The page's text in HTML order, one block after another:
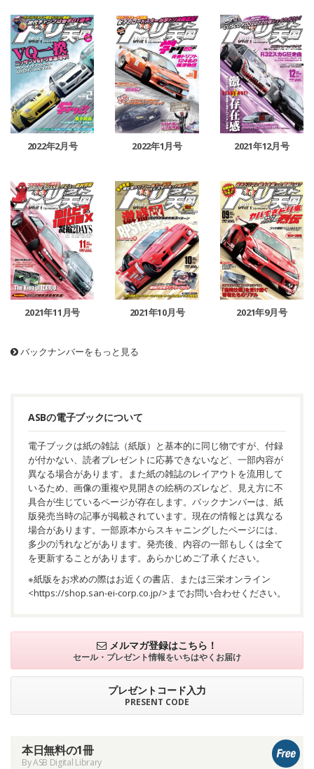
2022年2月号 2022年1月号 2021年12月号
2021年11月号 2021年10月号 2021年9月号
バックナンバーをもっと見る
ASBの電子ブックについて
電子ブックは紙の雑誌（紙版）と基本的に同じ物ですが、付録
が付かない、読者プレゼントに応募できないなど、一部内容が
異なる場合があります。また紙の雑誌のレイアウトを流用して
いるため、画像の重複や見開きの絵柄のズレなど、見え方に不
具合が生じているページが存在します。バックナンバーは、紙
版発売当時の記事が掲載されています。現在の情報とは異なる
場合があります。一部原本からスキャニングしたページには、
多少の汚れなどがあります。発売後、内容の一部もしくは全て
を更新することがあります。あらかじめご了承ください。
※紙版をお求めの際はお近くの書店、または三栄オンライン
<https://shop.san-ei-corp.co.jp/>までお問い合わせください。
メルマガ登録はこちら！
セール・プレゼント情報をいちはやくお届け
プレゼントコード入力
PRESENT CODE
本日無料の1冊
By ASB Digital Library